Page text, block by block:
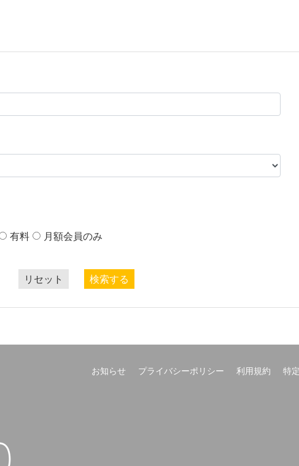
有料 月額会員のみ
リセット 検索する
お知らせ プライバシーポリシー 利用規約 特